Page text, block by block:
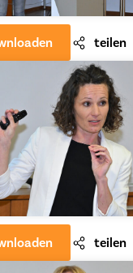
teilen
teilen